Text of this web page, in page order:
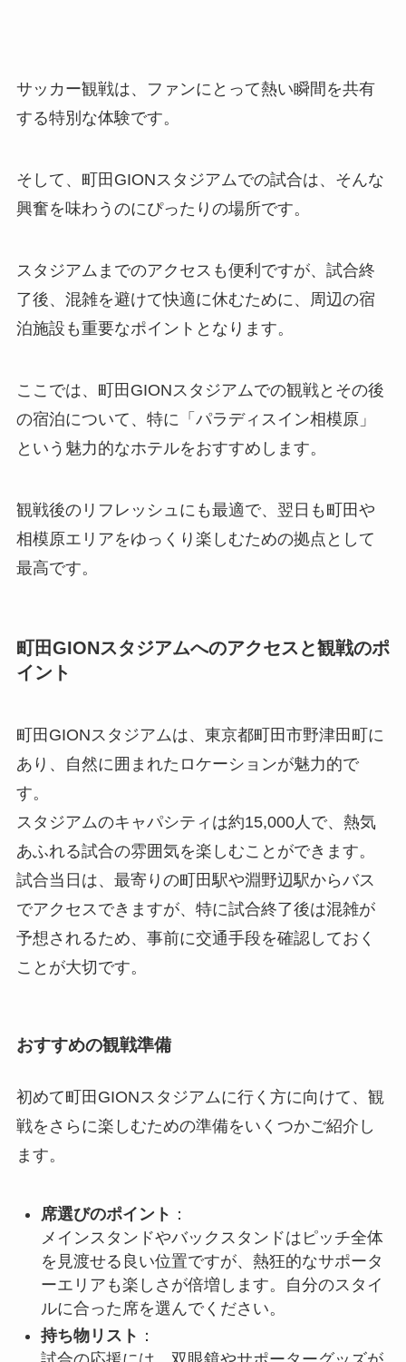
サッカー観戦は、ファンにとって熱い瞬間を共有
する特別な体験です。
そして、町田GIONスタジアムでの試合は、そんな
興奮を味わうのにぴったりの場所です。
スタジアムまでのアクセスも便利ですが、試合終
了後、混雑を避けて快適に休むために、周辺の宿
泊施設も重要なポイントとなります。
ここでは、町田GIONスタジアムでの観戦とその後
の宿泊について、特に「パラディスイン相模原」
という魅力的なホテルをおすすめします。
観戦後のリフレッシュにも最適で、翌日も町田や
相模原エリアをゆっくり楽しむための拠点として
最高です。
町田GIONスタジアムへのアクセスと観戦のポ
イント
町田GIONスタジアムは、東京都町田市野津田町に
あり、自然に囲まれたロケーションが魅力的で
す。
スタジアムのキャパシティは約15,000人で、熱気
あふれる試合の雰囲気を楽しむことができます。
試合当日は、最寄りの町田駅や淵野辺駅からバス
でアクセスできますが、特に試合終了後は混雑が
予想されるため、事前に交通手段を確認しておく
ことが大切です。
おすすめの観戦準備
初めて町田GIONスタジアムに行く方に向けて、観
戦をさらに楽しむための準備をいくつかご紹介し
ます。
席選びのポイント ：
メインスタンドやバックスタンドはピッチ全体
を見渡せる良い位置ですが、熱狂的なサポータ
ーエリアも楽しさが倍増します。自分のスタイ
ルに合った席を選んでください。
持ち物リスト ：